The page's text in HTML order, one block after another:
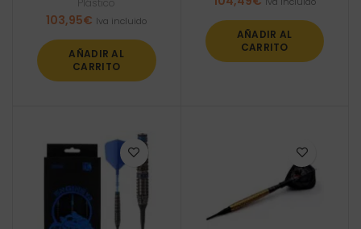
103,95€ Iva incluido
AÑADIR AL
CARRITO
AÑADIR AL
CARRITO